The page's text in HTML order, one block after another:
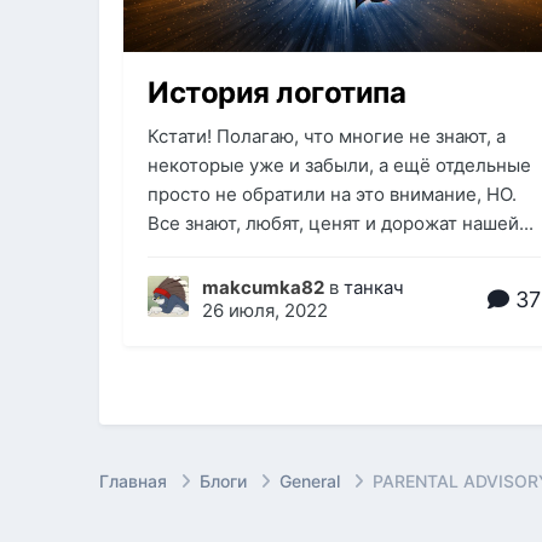
История логотипа
Кстати! Полагаю, что многие не знают, а
некоторые уже и забыли, а ещё отдельные
просто не обратили на это внимание, НО.
Все знают, любят, ценят и дорожат нашей...
makcumka82 втанкач
26 июля, 2022
37
Главная Блоги General PARENTAL